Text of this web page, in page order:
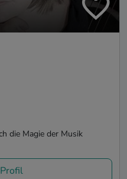
die Magie der Musik